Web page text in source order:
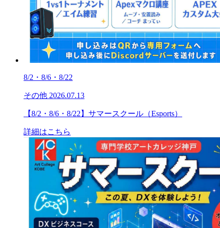
8/2・8/6・8/22
その他 2026.07.13
【8/2・8/6・8/22】サマースクール（Esports）
詳細はこちら